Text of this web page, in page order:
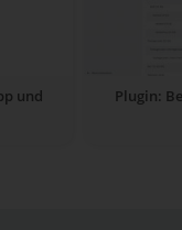
und
Plugin: